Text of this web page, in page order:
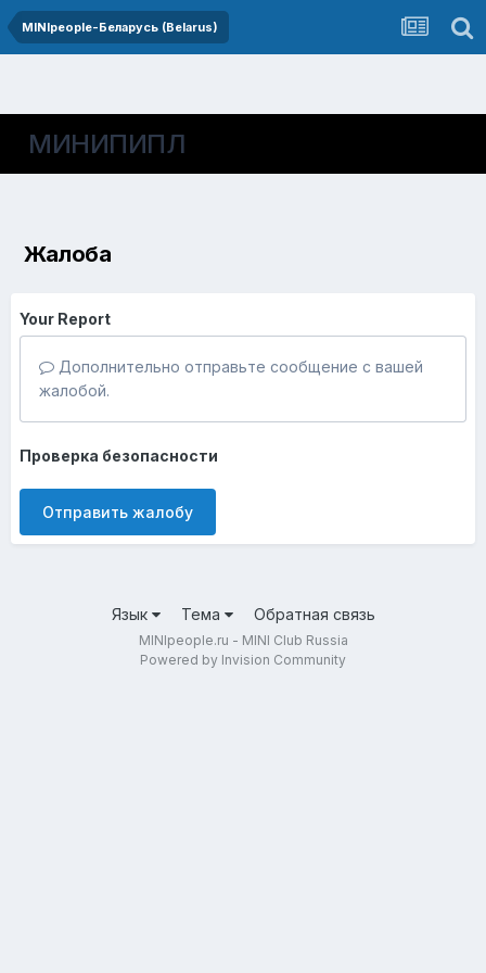
MINIpeople-Беларусь (Belarus)
МИНИПИПЛ
Жалоба
Your Report
Дополнительно отправьте сообщение с вашей
жалобой.
Проверка безопасности
Отправить жалобу
Язык Тема Обратная связь
MINIpeople.ru - MINI Club Russia
Powered by Invision Community